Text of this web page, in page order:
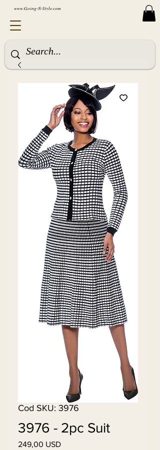
www.Going-N-Style.com
Cod SKU: 3976
3976 - 2pc Suit
249,00 USDPreț